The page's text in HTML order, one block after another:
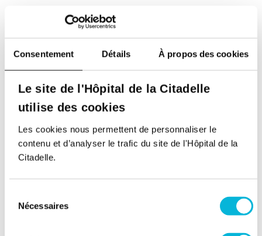
Consentement Détails À propos des cookies
Le site de l'Hôpital de la Citadelle
utilise des cookies
Les cookies nous permettent de personnaliser le
contenu et d’analyser le trafic du site de l'Hôpital de la
Citadelle.
Nécessaires
Soutenez notre Fondation
Votre don à la Fondation permet de
financer des projets qui améliorent
directement le bien-être des patients et
leurs proches.
Découvrir la Fondation
Espace Patient